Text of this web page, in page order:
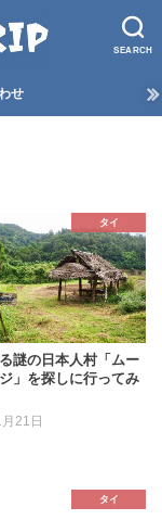
SEARCH
せ
タイ
謎の日本人村「ムー
」を探しに行ってみ
21日
タイ